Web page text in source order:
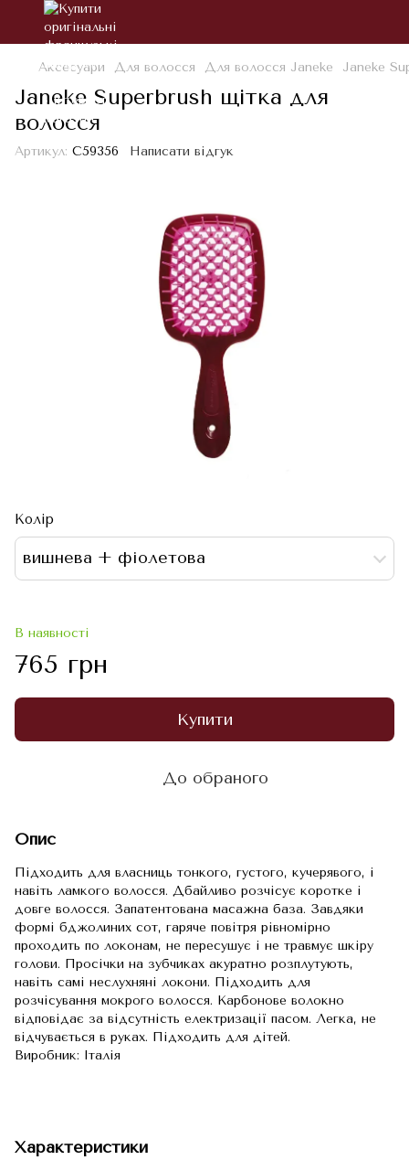
Аксесуари Для волосся Для волосся Janeke Janeke
Janeke Superbrush щітка для
волосся
Артикул: С59356 Написати відгук
Колір
вишнева + фіолетова
В наявності
765 грн
Купити
До обраного
Опис
Підходить для власниць тонкого, густого, кучерявого, і
навіть ламкого волосся. Дбайливо розчісує коротке і
довге волосся. Запатентована масажна база. Завдяки
формі бджолиних сот, гаряче повітря рівномірно
проходить по локонам, не пересушує і не травмує шкіру
голови. Просічки на зубчиках акуратно розплутують,
навіть самі неслухняні локони. Підходить для
розчісування мокрого волосся. Карбонове волокно
відповідає за відсутність електризації пасом. Легка, не
відчувається в руках. Підходить для дітей.
Виробник: Італія
Характеристики